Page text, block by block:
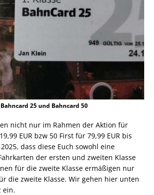
Bahncard 25 und Bahncard 50
nicht nur im Rahmen der Aktion für
EUR bzw 50 First für 79,99 EUR bis
dass diese Euch sowohl eine
der ersten und zweiten Klasse
für die zweite Klasse ermäßigen nur
die zweite Klasse. Wir gehen hier unten
ein.